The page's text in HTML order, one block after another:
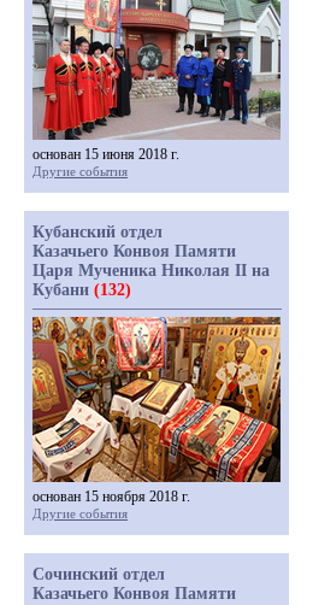
основан 15 июня 2018 г.
Другие события
Кубанский отдел
Казачьего Конвоя Памяти
Царя Мученика Николая II на
Кубани (132)
основан 15 ноября 2018 г.
Другие события
Сочинский отдел
Казачьего Конвоя Памяти